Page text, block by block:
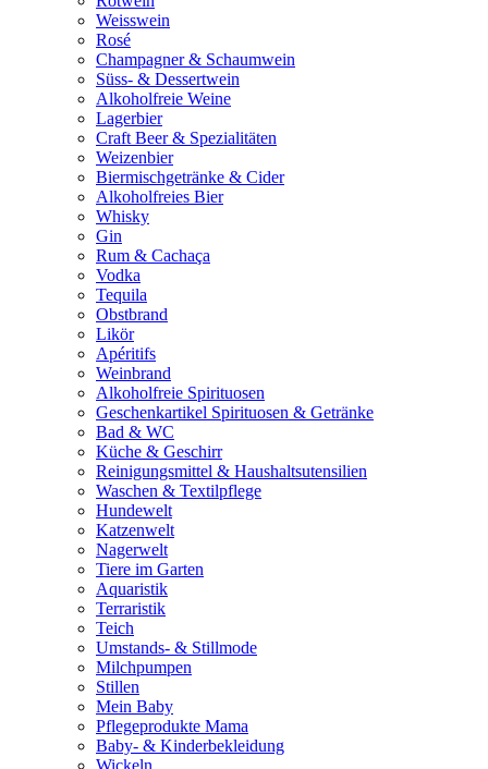
Weisswein
Rosé
Champagner & Schaumwein
Süss- & Dessertwein
Alkoholfreie Weine
Lagerbier
Craft Beer & Spezialitäten
Weizenbier
Biermischgetränke & Cider
Alkoholfreies Bier
Whisky
Gin
Rum & Cachaça
Vodka
Tequila
Obstbrand
Likör
Apéritifs
Weinbrand
Alkoholfreie Spirituosen
Geschenkartikel Spirituosen & Getränke
Bad & WC
Küche & Geschirr
Reinigungsmittel & Haushaltsutensilien
Waschen & Textilpflege
Hundewelt
Katzenwelt
Nagerwelt
Tiere im Garten
Aquaristik
Terraristik
Teich
Umstands- & Stillmode
Milchpumpen
Stillen
Mein Baby
Pflegeprodukte Mama
Baby- & Kinderbekleidung
Wickeln